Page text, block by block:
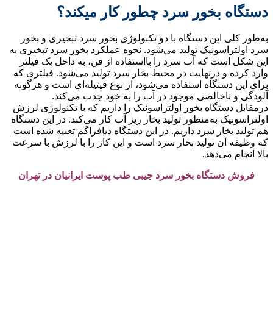
دستگاه بخور سرد چطور کار میکند؟
به‌طور کلی این دستگاه با دو تکنولوژی بخور سرد تبخیری و بخور
سرد اولتراسونیک تولید می‌شود. نحوه عملکرد بخور سرد تبخیری به
این شکل است که آب سرد را بااستفاده از فن، به داخل یک فیلتر
وارد کرده و درنهایت در محیط بخار سرد تولید می‌شود. فیلتری که
برای این دستگاه استفاده می‌شود، از نوع فیتیله‌ای است و هرگونه
آلودگی و ناخالصی موجود در آب را به خود جذب می‌کند.
درمقابل دستگاه بخور اولتراسونیک را داریم که با تکنولوژی لرزش
اولتراسونیک به‌منظور تولید بخار ریز آب کار می‌کند. در این دستگاه
هم تولید بخار سرد داریم. در این دستگاه دیافراگم تعبیه شده است
که وظیفه آن تولید بخار سرد است و این کار را با لرزش با سرعت
بالا انجام می‌دهد.
فروش دستگاه بخور سرد جیبی طب پوست ایرانیان در تهران